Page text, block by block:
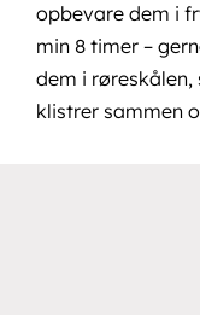
opbevare dem i
min 8 timer –
dem i
klistrer sammen